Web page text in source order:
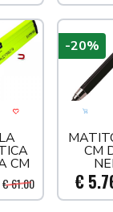
al carrello
Acquista più
CM
€ 61.00
CM
€
-20%